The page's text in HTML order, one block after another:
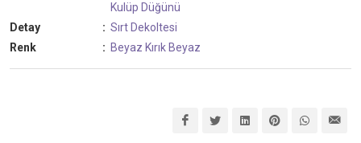
Kulüp Düğünü
Detay
: Sırt Dekoltesi
Renk
: Beyaz Kırık Beyaz